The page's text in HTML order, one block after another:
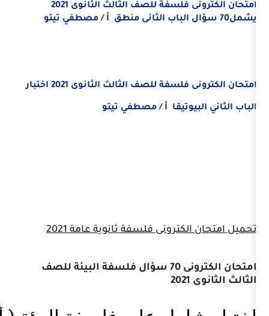
امتحان الكترونى فلسفة للصف الثالث الثانوى 2021
أ / مصطفي تيتو
فلسفة للصف الثالث الثانوى 2021 اختبار
أ / مصطفي تيتو
فلسفة ثانوية عامة 2021
امتحان الكترونى 70 سؤال فلسفة البيئة للصف